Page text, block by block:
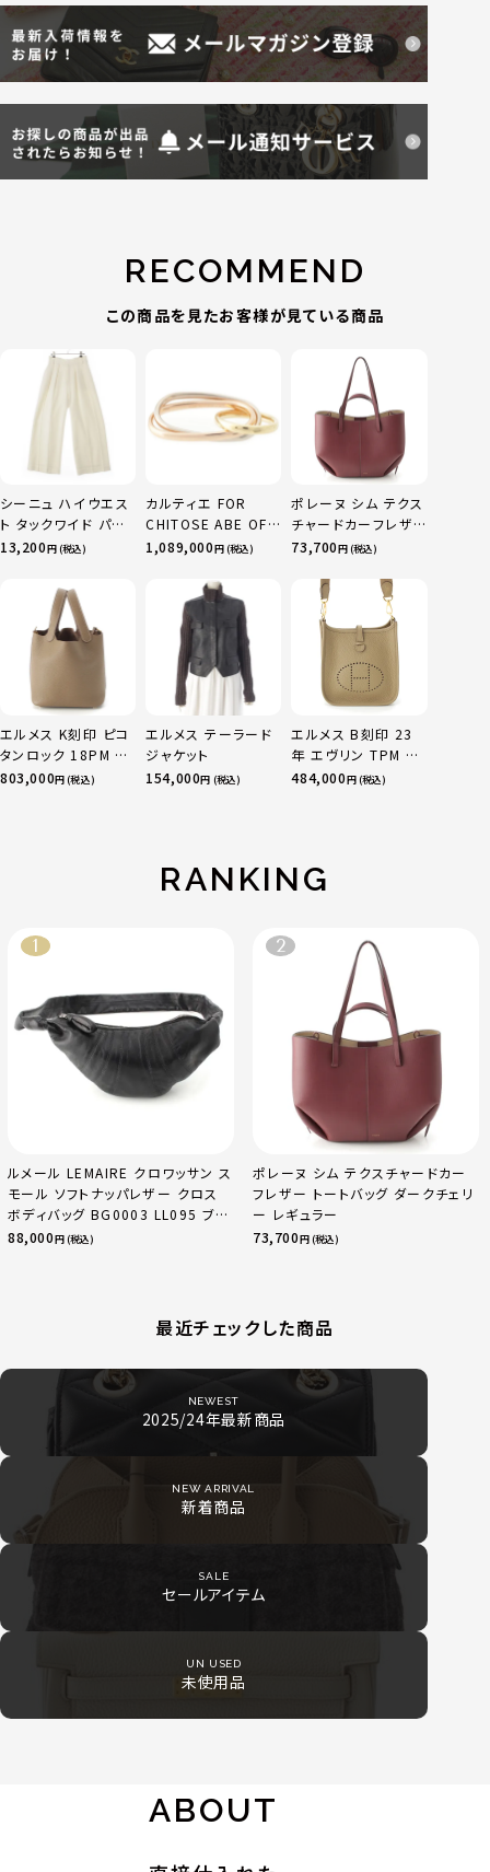
RECOMMEND
この商品を見たお客様が見ている商品
シーニュ ハイウエス
ト タックワイド パン
ツ ボトムス オフホワ
13,200円 (税込)
カルティエ FOR
CHITOSE ABE OF
sacai サカイ 750
ニティ リング 指輪 マ
ルチカラー 50 51
52 24.9g
1,089,000円 (税込)
ポレーヌ シム テクス
チャードカーフレザ
ー トートバッグ ダー
73,700円 (税込)
エルメス K刻印 ピコ
タンロック 18PM ト
リヨン ハンドバッグ
803,000円 (税込)
エルメス テーラード
ジャケット
154,000円 (税込)
エルメス B刻印 23
年 エヴリン TPM 16
アマゾン トリヨンク
484,000円 (税込)
RANKING
ルメール LEMAIRE クロワッサン ス
モール ソフトナッパレザー クロス
ボディバッグ BG0003 LL095 ブラ
ック
88,000円 (税込)
ポレーヌ シム テクスチャードカー
フレザー トートバッグ ダークチェリ
ー レギュラー
73,700円 (税込)
最近チェックした商品
NEWEST
2025/24年最新商品
NEW ARRIVAL
新着商品
SALE
セールアイテム
UN USED
未使用品
ABOUT